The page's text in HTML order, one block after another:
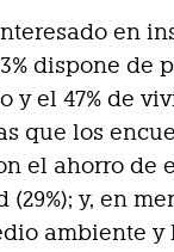
en
dispone de
y el 47% de
que los
el ahorro de
y, en
ambiente y